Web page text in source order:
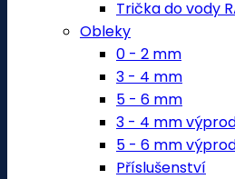
Trička do vody
Obleky
0 - 2 mm
3 - 4 mm
5 - 6 mm
3 - 4 mm
5 - 6 mm
Příslušenství